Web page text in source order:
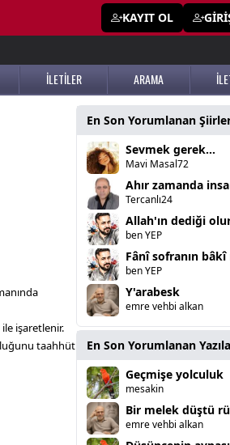
KAYIT OL
İLETİLER ARAMA
işaretlenir.
taahhüt
En Son Yorumlanan
Sevmek gerek...
Mavi Masal72
Tercanlı24
Allah'ın dediği
ben YEP
ben YEP
Y'arabesk
emre vehbi alkan
En Son Yorumlanan
Geçmişe yolculuk
mesakin
emre vehbi alkan